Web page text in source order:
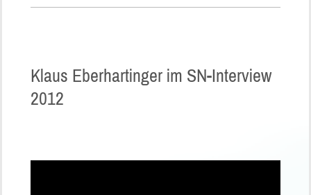
Klaus Eberhartinger im SN-Interview
2012